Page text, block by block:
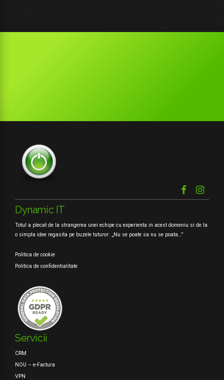
Dynamic IT
Totul a plecat de la strangerea unei echipe cu experienta in acest domeniu si de la
o simpla idee regasita pe buzele tuturor: „Nu se poate sa nu se poata…”
Politica de cookie
Politica de confidentialitate
Servicii
CRM
NOU – e-Factura
VPN